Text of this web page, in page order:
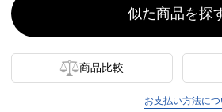
似た商品を探
商品比較
お支払い方法につ